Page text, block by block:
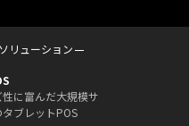
リューション
に富んだ大規模サ
ブレットPOS